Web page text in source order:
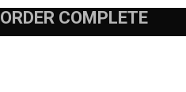
ORDER COMPLETE